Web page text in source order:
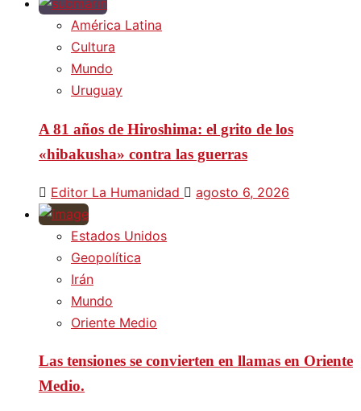
América Latina
Cultura
Mundo
Uruguay
A 81 años de Hiroshima: el grito de los
«hibakusha» contra las guerras
Editor La Humanidad agosto 6, 2026
Estados Unidos
Geopolítica
Irán
Mundo
Oriente Medio
Las tensiones se convierten en llamas en Oriente
Medio.